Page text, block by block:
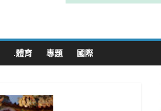
.體育 專題 國際